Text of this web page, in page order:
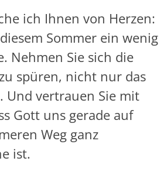
ich Ihnen von Herzen:
Sommer ein wenig
Nehmen Sie sich die
spüren, nicht nur das
Und vertrauen Sie mit
Gott uns gerade auf
Weg ganz
ist.